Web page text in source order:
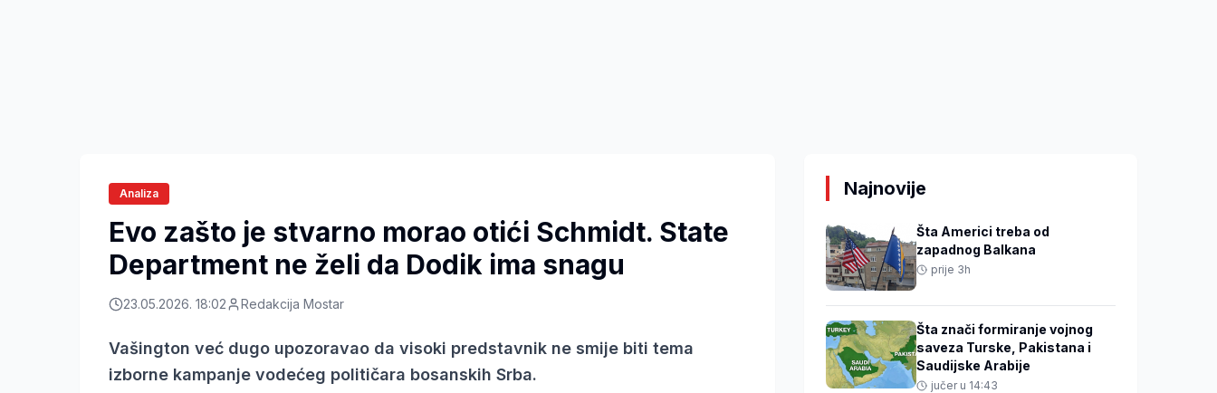
Analiza
Evo zašto je stvarno morao otići Schmidt. State
Department ne želi da Dodik ima snagu
23.05.2026. 18:02 Redakcija Mostar
Vašington već dugo upozoravao da visoki predstavnik ne smije biti tema
izborne kampanje vodećeg političara bosanskih Srba.
Najnovije
Šta Americi treba od
zapadnog Balkana
prije 3h
Šta znači formiranje vojnog
saveza Turske, Pakistana i
Saudijske Arabije
jučer u 14:43